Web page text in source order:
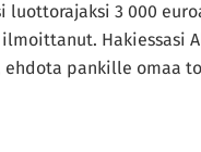
luottorajaksi 3 000
Hakiessasi
pankille omaa